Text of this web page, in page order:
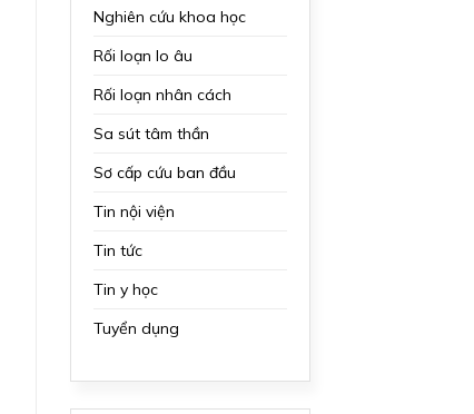
Nghiên cứu khoa học
Rối loạn lo âu
Rối loạn nhân cách
Sa sút tâm thần
Sơ cấp cứu ban đầu
Tin nội viện
Tin tức
Tin y học
Tuyển dụng